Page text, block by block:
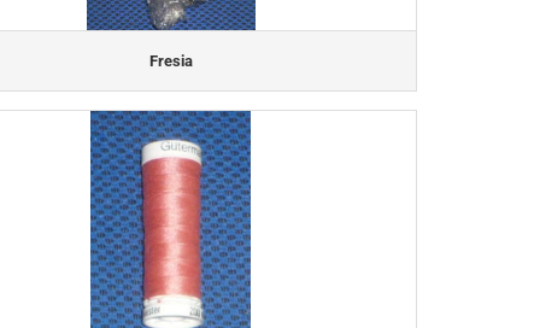
Fresia